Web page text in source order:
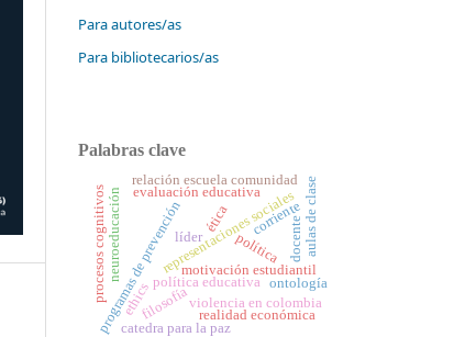
Para autores/as
Para bibliotecarios/as
Palabras clave
representaciones sociales
líder
política educativa
programas de prevención
procesos cognitivos motivación estudiantil
evaluación educativa
política
ética
ethics
relación escuela comunidad
corriente
filosofía
catedra para la paz
violencia en colombia
neuroeducación
ontología
realidad económica
aulas de clase
docente